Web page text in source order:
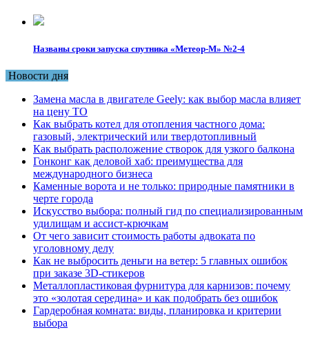
Названы сроки запуска спутника «Метеор-М» №2-4
Новости дня
Замена масла в двигателе Geely: как выбор масла влияет
на цену ТО
Как выбрать котел для отопления частного дома:
газовый, электрический или твердотопливный
Как выбрать расположение створок для узкого балкона
Гонконг как деловой хаб: преимущества для
международного бизнеса
Каменные ворота и не только: природные памятники в
черте города
Искусство выбора: полный гид по специализированным
удилищам и ассист-крючкам
От чего зависит стоимость работы адвоката по
уголовному делу
Как не выбросить деньги на ветер: 5 главных ошибок
при заказе 3D-стикеров
Металлопластиковая фурнитура для карнизов: почему
это «золотая середина» и как подобрать без ошибок
Гардеробная комната: виды, планировка и критерии
выбора